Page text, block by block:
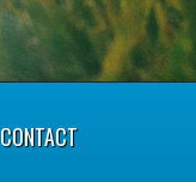
CONTACT